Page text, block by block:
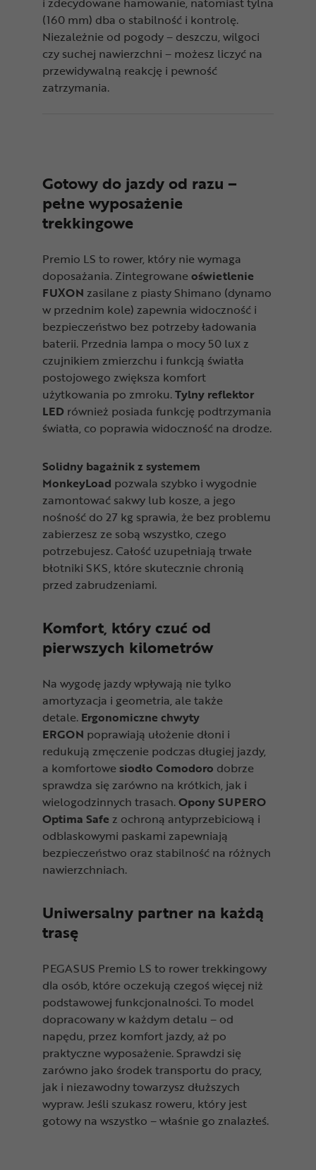
(160 mm) dba o stabilność i kontrolę.
Niezależnie od pogody – deszczu, wilgoci
czy suchej nawierzchni – możesz liczyć na
przewidywalną reakcję i pewność
zatrzymania.
Gotowy do jazdy od razu –
pełne wyposażenie
trekkingowe
Premio LS to rower, który nie wymaga
doposażania. Zintegrowane oświetlenie
FUXON zasilane z piasty Shimano (dynamo
w przednim kole) zapewnia widoczność i
bezpieczeństwo bez potrzeby ładowania
baterii. Przednia lampa o mocy 50 lux z
czujnikiem zmierzchu i funkcją światła
postojowego zwiększa komfort
użytkowania po zmroku.Tylny reflektor
LED również posiada funkcję podtrzymania
światła, co poprawia widoczność na drodze.
Solidny bagażnik z systemem
MonkeyLoad pozwala szybko i wygodnie
zamontować sakwy lub kosze, a jego
nośność do 27 kg sprawia, że bez problemu
zabierzesz ze sobą wszystko, czego
potrzebujesz. Całość uzupełniają trwałe
błotniki SKS, które skutecznie chronią
przed zabrudzeniami.
Komfort, który czuć od
pierwszych kilometrów
Na wygodę jazdy wpływają nie tylko
amortyzacja i geometria, ale także
detale. Ergonomiczne chwyty
ERGON poprawiają ułożenie dłoni i
redukują zmęczenie podczas długiej jazdy,
a komfortowe siodło Comodoro dobrze
sprawdza się zarówno na krótkich, jak i
wielogodzinnych trasach.Opony SUPERO
Optima Safe z ochroną antyprzebiciową i
odblaskowymi paskami zapewniają
bezpieczeństwo oraz stabilność na różnych
nawierzchniach.
Uniwersalny partner na każdą
trasę
PEGASUS Premio LS to rower trekkingowy
dla osób, które oczekują czegoś więcej niż
podstawowej funkcjonalności. To model
dopracowany w każdym detalu – od
napędu, przez komfort jazdy, aż po
praktyczne wyposażenie. Sprawdzi się
zarówno jako środek transportu do pracy,
jak i niezawodny towarzysz dłuższych
wypraw. Jeśli szukasz roweru, który jest
gotowy na wszystko – właśnie go znalazłeś.